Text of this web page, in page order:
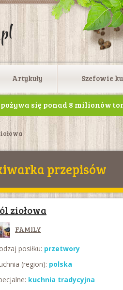
Artykuły Szefowie
się ponad 8 milionów
naparu na całym świecie
przepisów
ziołowa
FAMILY
posiłku: przetwory
(region): polska
kuchnia tradycyjna